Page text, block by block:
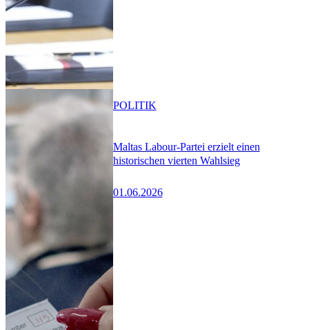
Maltas Labour-Partei erzielt einen
historischen vierten Wahlsieg
01.06.2026
POLITIK